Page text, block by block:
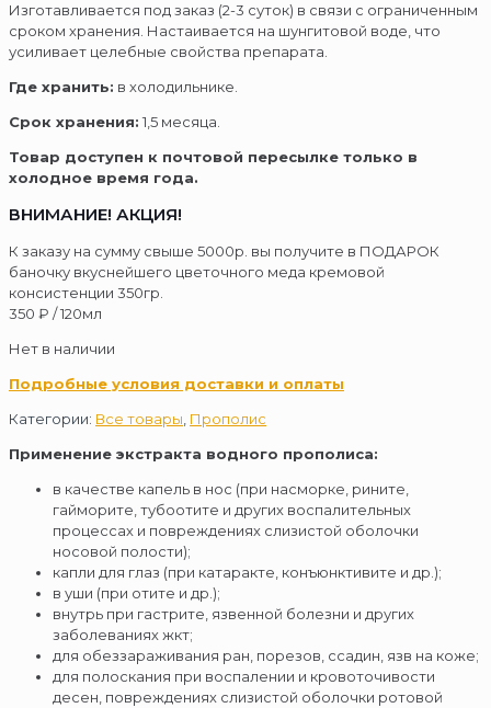
Изготавливается под заказ (2-3 суток) в связи с ограниченным
сроком хранения. Настаивается на шунгитовой воде, что
усиливает целебные свойства препарата.
Где хранить: в холодильнике.
Срок хранения: 1,5 месяца.
Товар доступен к почтовой пересылке только в
холодное время года.
ВНИМАНИЕ! АКЦИЯ!
К заказу на сумму свыше 5000р. вы получите в ПОДАРОК
баночку вкуснейшего цветочного меда кремовой
консистенции 350гр.
350 ₽ / 120мл
Нет в наличии
Подробные условия доставки и оплаты
Категории: Все товары Прополис
Применение экстракта водного прополиса:
в качестве капель в нос (при насморке, рините,
гайморите, тубоотите и других воспалительных
процессах и повреждениях слизистой оболочки
носовой полости);
капли для глаз (при катаракте, конъюнктивите и др.);
в уши (при отите и др.);
внутрь при гастрите, язвенной болезни и других
заболеваниях жкт;
для обеззараживания ран, порезов, ссадин, язв на коже;
для полоскания при воспалении и кровоточивости
десен, повреждениях слизистой оболочки ротовой